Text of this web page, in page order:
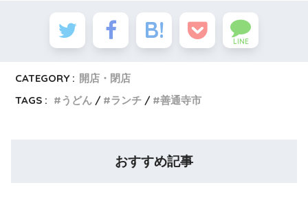
LINE
CATEGORY : 開店・閉店
TAGS :
うどん ランチ 善通寺市
おすすめ記事